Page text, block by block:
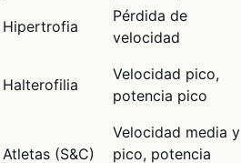
Hipertrofia
Pérdida de
velocidad
Halterofilia
Velocidad pico,
potencia pico
Atletas (S&C)
Velocidad media y
pico, potencia